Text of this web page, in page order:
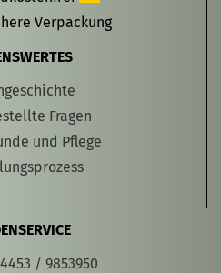
Verpackung
Fragen
und Pflege
/ 9853950